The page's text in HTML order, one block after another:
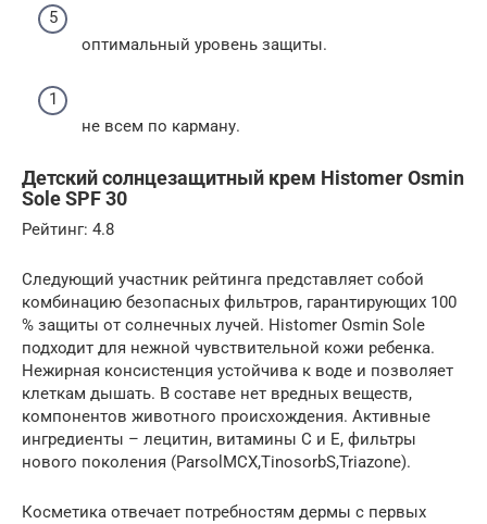
оптимальный уровень защиты.
не всем по карману.
Детский солнцезащитный крем Histomer Osmin
Sole SPF 30
Рейтинг: 4.8
Следующий участник рейтинга представляет собой
комбинацию безопасных фильтров, гарантирующих 100
% защиты от солнечных лучей. Histomer Osmin Sole
подходит для нежной чувствительной кожи ребенка.
Нежирная консистенция устойчива к воде и позволяет
клеткам дышать. В составе нет вредных веществ,
компонентов животного происхождения. Активные
ингредиенты – лецитин, витамины С и Е, фильтры
нового поколения (ParsolMCX,TinosorbS,Triazone).
Косметика отвечает потребностям дермы с первых